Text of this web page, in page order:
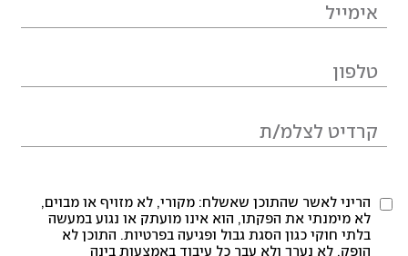
הריני לאשר שהתוכן שאשלח: מקורי, לא מזויף או מבוים,
לא מימנתי את הפקתו, הוא אינו מועתק או נגוע במעשה
בלתי חוקי כגון הסגת גבול ופגיעה בפרטיות. התוכן לא
הופק, לא נערך ולא עבר כל עיבוד באמצעות בינה